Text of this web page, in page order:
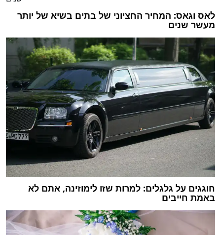
לאס וגאס: המחיר החציוני של בתים בשיא של יותר
מעשר שנים
חוגגים על גלגלים: למרות שזו לימוזינה, אתם לא
באמת חייבים